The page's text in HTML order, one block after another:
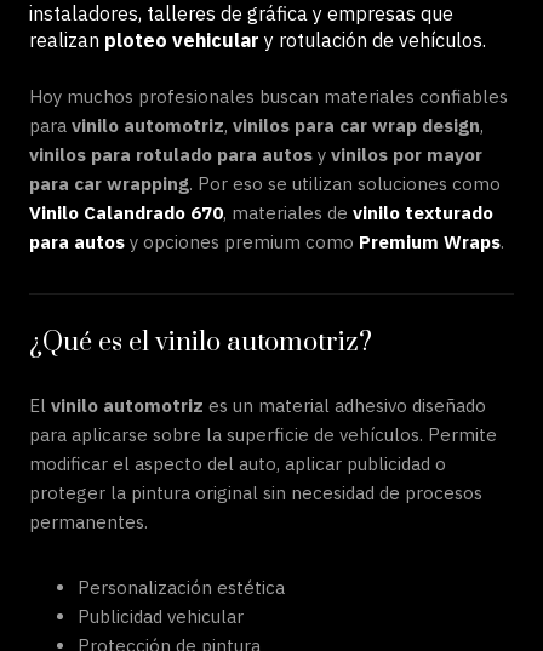
instaladores, talleres de gráfica y empresas que
realizan ploteo vehicular y rotulación de vehículos.
Hoy muchos profesionales buscan materiales confiables
para vinilo automotriz, vinilos para car wrap design,
vinilos para rotulado para autos y vinilos por mayor
para car wrapping. Por eso se utilizan soluciones como
Vinilo Calandrado 670, materiales de vinilo texturado
para autos y opciones premium como Premium Wraps.
¿Qué es el vinilo automotriz?
El vinilo automotriz es un material adhesivo diseñado
para aplicarse sobre la superficie de vehículos. Permite
modificar el aspecto del auto, aplicar publicidad o
proteger la pintura original sin necesidad de procesos
permanentes.
Personalización estética
Publicidad vehicular
Protección de pintura